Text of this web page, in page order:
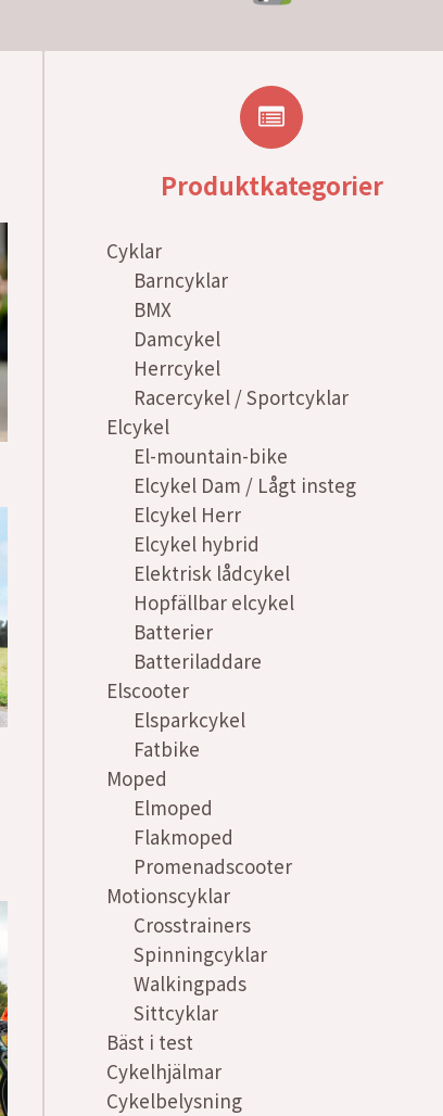
Produktkategorier
Cyklar
Barncyklar
BMX
Damcykel
Herrcykel
Racercykel / Sportcyklar
Elcykel
El-mountain-bike
Elcykel Dam / Lågt insteg
Elcykel Herr
Elcykel hybrid
Elektrisk lådcykel
Hopfällbar elcykel
Batterier
Batteriladdare
Elscooter
Elsparkcykel
Fatbike
Moped
Elmoped
Flakmoped
Promenadscooter
Motionscyklar
Crosstrainers
Spinningcyklar
Walkingpads
Sittcyklar
Bäst i test
Cykelhjälmar
Cykelbelysning